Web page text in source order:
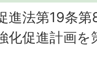
進法第19条
化促進計画